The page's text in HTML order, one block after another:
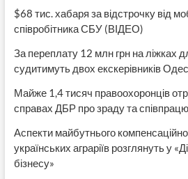
$68 тис. хабаря за відстрочку від
співробітника СБУ (ВІДЕО)
За переплату 12 млн грн на ліжках
судитимуть двох екскерівників
Майже 1,4 тисяч правоохоронців
справах ДБР про зраду та
Аспекти майбутнього
українських аграріїв розглянуть у
бізнесу»